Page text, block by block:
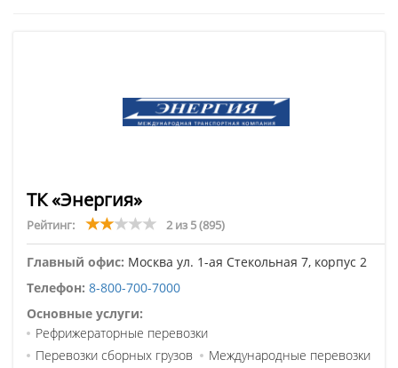
ТК «Энергия»
Рейтинг: 2 из 5(895)
Главный офис: Москва ул. 1-ая Стекольная 7, корпус 2
Телефон: 8-800-700-7000
Основные услуги:
Рефрижераторные перевозки
Перевозки сборных грузов
Международные перевозки